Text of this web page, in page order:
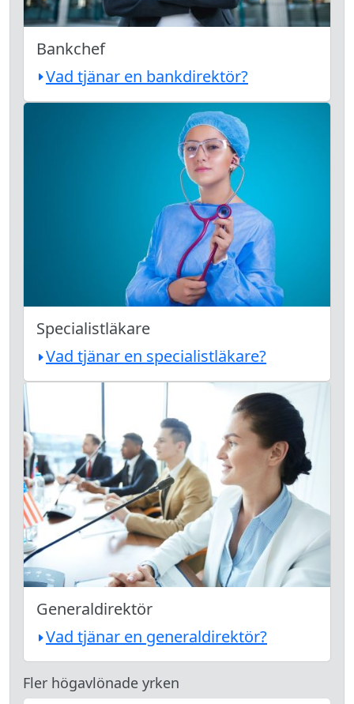
Bankchef
Vad tjänar en bankdirektör?
Specialistläkare
Vad tjänar en specialistläkare?
Generaldirektör
Vad tjänar en generaldirektör?
Fler högavlönade yrken